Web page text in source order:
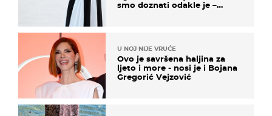
smo doznati odakle je –
U NOJ NIJE VRUĆE
Ovo je savršena haljina za
ljeto i more - nosi je i Bojana
Gregorić Vejzović